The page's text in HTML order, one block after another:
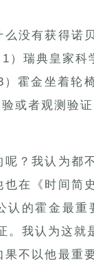
没有获得诺
）瑞典皇家
霍金坐着轮
或者观测验
？我认为都
在《时间简
认的霍金最重
。我认为这
不以他最重